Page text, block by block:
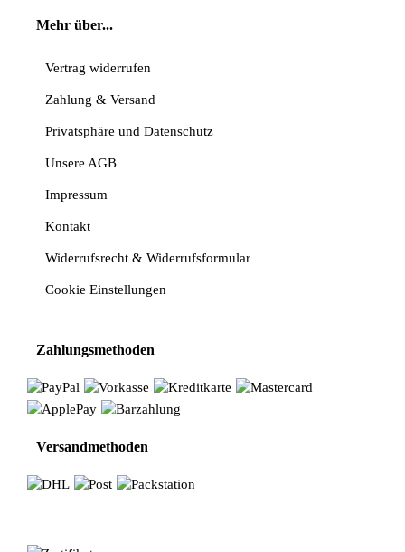
Mehr über...
Vertrag widerrufen
Zahlung & Versand
Privatsphäre und Datenschutz
Unsere AGB
Impressum
Kontakt
Widerrufsrecht & Widerrufsformular
Cookie Einstellungen
Zahlungsmethoden
Versandmethoden